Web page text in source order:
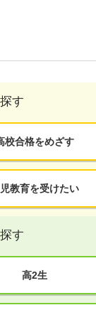
す
校合格をめざす
教育を受けたい
す
高2生